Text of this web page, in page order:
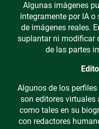
Algunas imágenes
íntegramente por IA
de imágenes reales.
suplantar ni modificar
de las partes
Algunos de los
son editores virtuales
como tales en su
con redactores